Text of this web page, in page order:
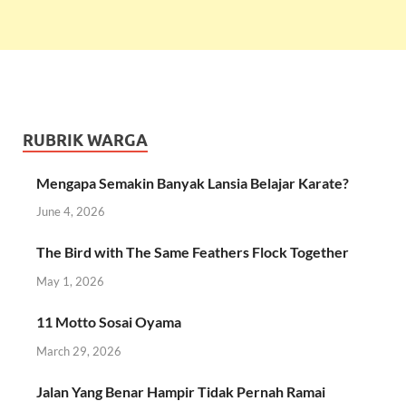
RUBRIK WARGA
Mengapa Semakin Banyak Lansia Belajar Karate?
June 4, 2026
The Bird with The Same Feathers Flock Together
May 1, 2026
11 Motto Sosai Oyama
March 29, 2026
Jalan Yang Benar Hampir Tidak Pernah Ramai